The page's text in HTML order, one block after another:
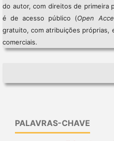
do autor, com direitos de primeira
é de acesso público (Open
gratuito, com atribuições próprias,
comerciais.
PALAVRAS-CHAVE